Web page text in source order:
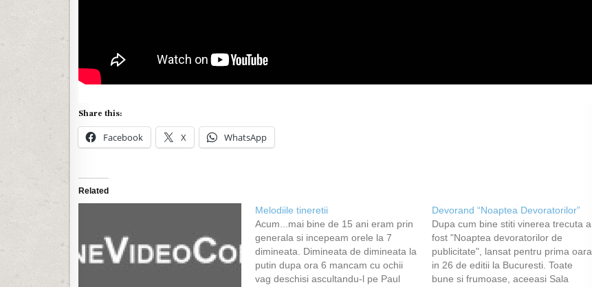
Share this:
Facebook X WhatsApp
Related
Melodiile tineretii
Acum...mai bine de 15 ani eram prin
generala si incepeam orele la 7
dimineata. Dimineata de dimineata la
putin dupa ora 6 mancam cu ochii
vag deschisi ascultandu-l pe Paul
Devorand “Noaptea Devoratorilor”
Dupa cum bine stiti vinerea trecuta a
fost "Noaptea devoratorilor de
publicitate", lansat pentru prima oara
in 26 de editii la Bucuresti. Toate
bune si frumoase, aceeasi Sala